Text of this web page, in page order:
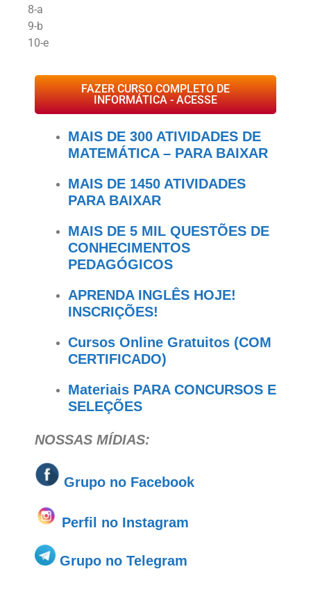
8-a
9-b
10-e
FAZER CURSO COMPLETO DE
INFORMÁTICA - ACESSE
MAIS DE 300 ATIVIDADES DE
MATEMÁTICA – PARA BAIXAR
MAIS DE 1450 ATIVIDADES
PARA BAIXAR
MAIS DE 5 MIL QUESTÕES DE
CONHECIMENTOS
PEDAGÓGICOS
APRENDA INGLÊS HOJE!
INSCRIÇÕES!
Cursos Online Gratuitos (COM
CERTIFICADO)
Materiais PARA CONCURSOS E
SELEÇÕES
NOSSAS MÍDIAS:
Grupo no Facebook
Perfil no Instagram
Grupo no Telegram